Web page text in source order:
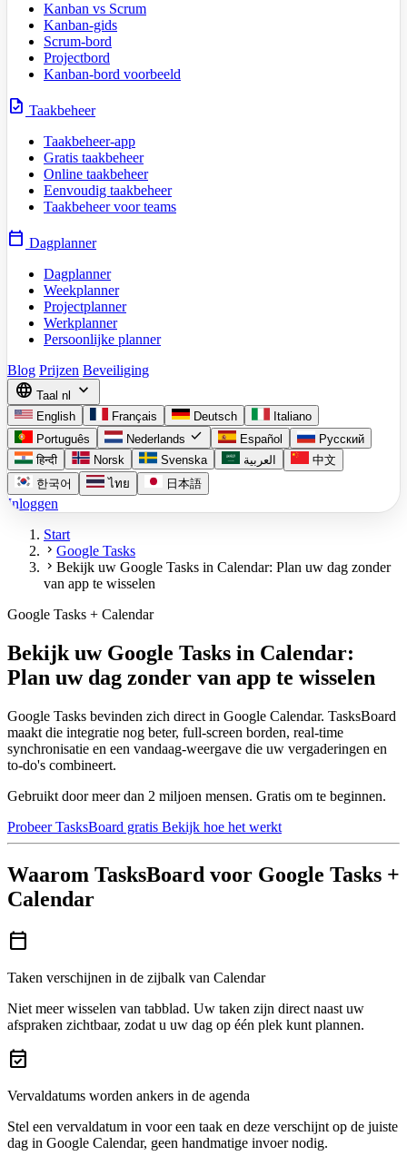
Kanban vs Scrum
Kanban-gids
Scrum-bord
Projectbord
Kanban-bord voorbeeld
task Taakbeheer
Taakbeheer-app
Gratis taakbeheer
Online taakbeheer
Eenvoudig taakbeheer
Taakbeheer voor teams
calendar_today Dagplanner
Dagplanner
Weekplanner
Projectplanner
Werkplanner
Persoonlijke planner
Blog Prijzen Beveiliging
language Taal nl expand_more
English Français Deutsch
Italiano
Português
Nederlands check Español
Русский
हिन्दी
Norsk Svenska العربية
中文
한국어
ไทย 日本語
Inloggen
Start
chevron_right Google Tasks
chevron_right Bekijk uw Google Tasks in Calendar: Plan uw dag zonder
van app te wisselen
Google Tasks + Calendar
Bekijk uw Google Tasks in Calendar:
Plan uw dag zonder van app te wisselen
Google Tasks bevinden zich direct in Google Calendar. TasksBoard
maakt die integratie nog beter, full-screen borden, real-time
synchronisatie en een vandaag-weergave die uw vergaderingen en
to-do's combineert.
Gebruikt door meer dan 2 miljoen mensen. Gratis om te beginnen.
Probeer TasksBoard gratis Bekijk hoe het werkt
Waarom TasksBoard voor Google Tasks +
Calendar
calendar_today
Taken verschijnen in de zijbalk van Calendar
Niet meer wisselen van tabblad. Uw taken zijn direct naast uw
afspraken zichtbaar, zodat u uw dag op één plek kunt plannen.
event_available
Vervaldatums worden ankers in de agenda
Stel een vervaldatum in voor een taak en deze verschijnt op de juiste
dag in Google Calendar, geen handmatige invoer nodig.